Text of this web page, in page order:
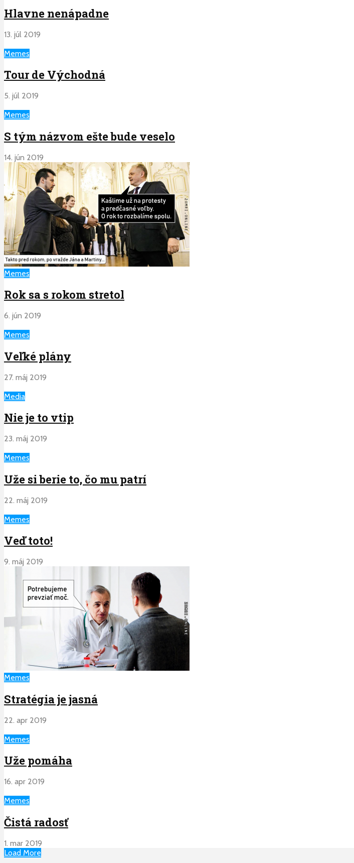
Hlavne nenápadne
13. júl 2019
Memes
Tour de Východná
5. júl 2019
Memes
S tým názvom ešte bude veselo
14. jún 2019
Memes
Rok sa s rokom stretol
6. jún 2019
Memes
Veľké plány
27. máj 2019
Media
Nie je to vtip
23. máj 2019
Memes
Uže si berie to, čo mu patrí
22. máj 2019
Memes
Veď toto!
9. máj 2019
Memes
Stratégia je jasná
22. apr 2019
Memes
Uže pomáha
16. apr 2019
Memes
Čistá radosť
1. mar 2019
Load More